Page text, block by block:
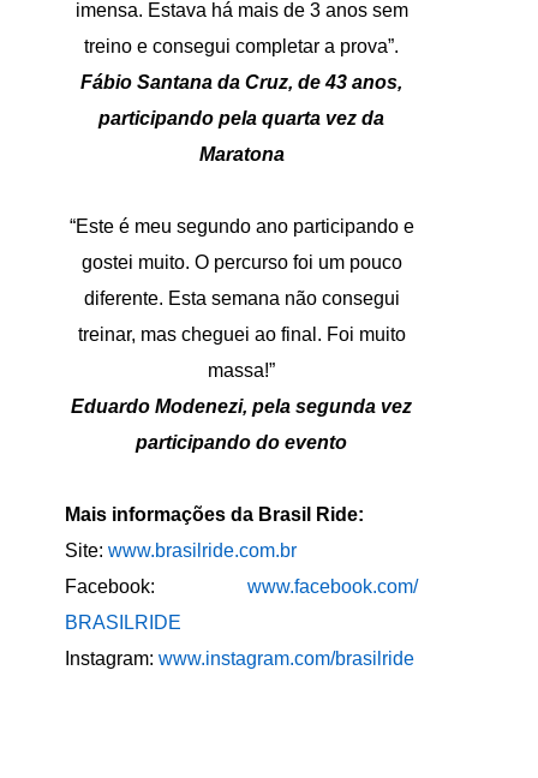
imensa. Estava há mais de 3 anos sem
treino e consegui completar a prova”.
Fábio Santana da Cruz, de 43 anos,
participando pela quarta vez da
Maratona
“Este é meu segundo ano participando e
gostei muito. O percurso foi um pouco
diferente. Esta semana não consegui
treinar, mas cheguei ao final. Foi muito
massa!”
Eduardo Modenezi, pela segunda vez
participando do evento
Mais informações da Brasil Ride:
Site:www.brasilride.com.br
Facebook:www.facebook.com/
BRASILRIDE
Instagram:www.instagram.com/brasilride